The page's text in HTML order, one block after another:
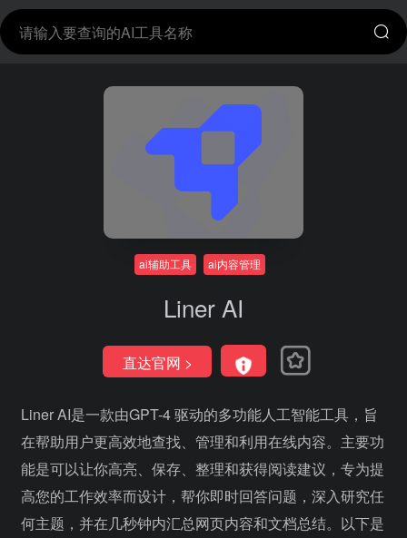
ai辅助工具 ai内容管理
Liner AI
直达官网 >
Liner AI是一款由GPT-4 驱动的多功能人工智能工具，旨
在帮助用户更高效地查找、管理和利用在线内容。主要功
能是可以让你高亮、保存、整理和获得阅读建议，专为提
高您的工作效率而设计，帮你即时回答问题，深入研究任
何主题，并在几秒钟内汇总网页内容和文档总结。以下是